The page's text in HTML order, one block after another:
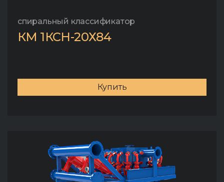
спиральный классификатор
КМ 1КСН-20Х84
Купить